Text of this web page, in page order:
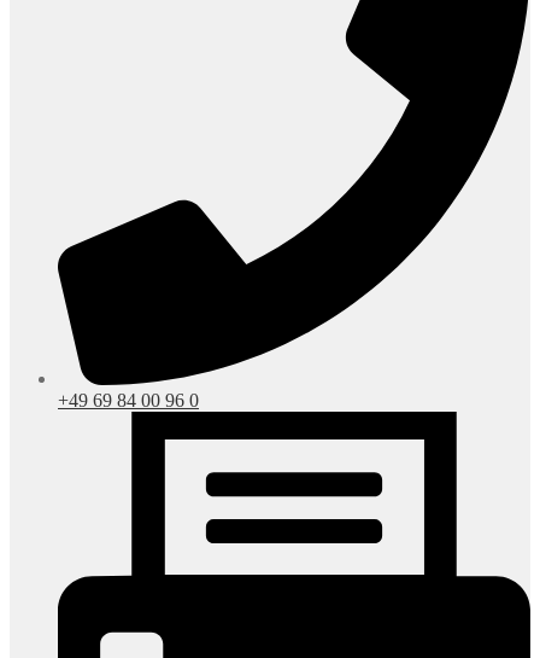
+49 69 84 00 96 0